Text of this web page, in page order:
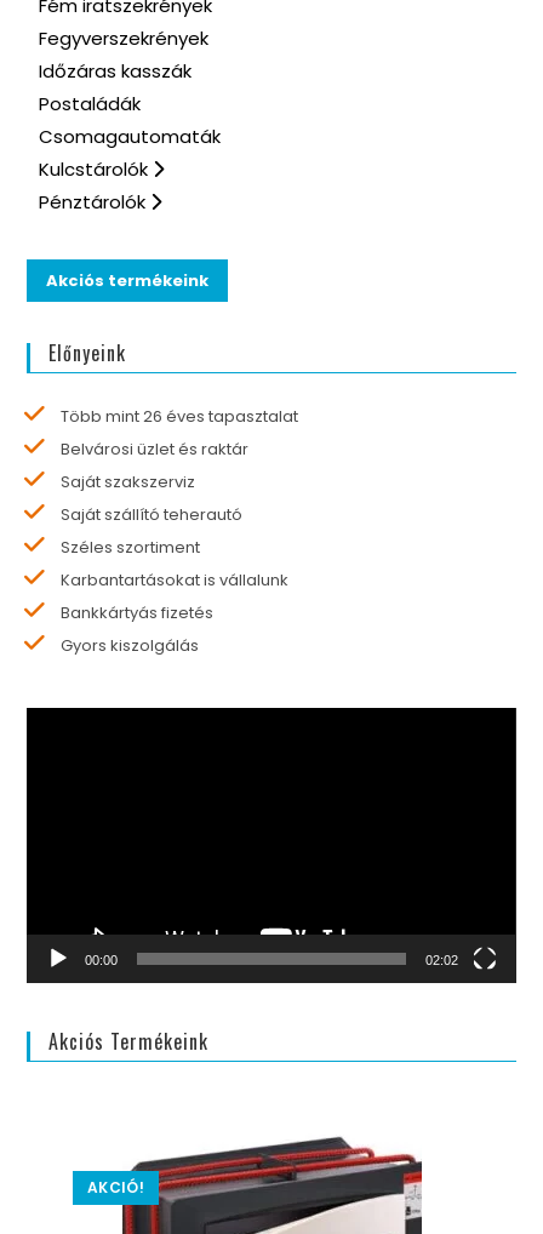
Fém iratszekrények
Fegyverszekrények
Időzáras kasszák
Postaládák
Csomagautomaták
Kulcstárolók
Pénztárolók
Akciós termékeink
Előnyeink
Több mint 26 éves tapasztalat
Belvárosi üzlet és raktár
Saját szakszerviz
Saját szállító teherautó
Széles szortiment
Karbantartásokat is vállalunk
Bankkártyás fizetés
Gyors kiszolgálás
00:00 02:02
Akciós Termékeink
AKCIÓ!